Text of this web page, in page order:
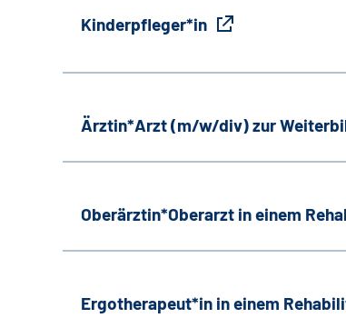
Kinderpfleger*in
Ärztin*Arzt (m/w/div) zur
Oberärztin*Oberarzt in einem
Ergotherapeut*in in einem